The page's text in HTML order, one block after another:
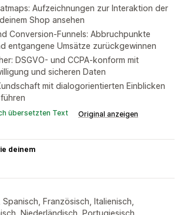
Aufzeichnungen zur Interaktion der
Shop ansehen
Conversion-Funnels: Abbruchpunkte
entgangene Umsätze zurückgewinnen
DSGVO- und CCPA-konform mit
und sicheren Daten
mit dialogorientierten Einblicken
übersetzten Text Original anzeigen
deinem
Spanisch, Französisch, Italienisch,